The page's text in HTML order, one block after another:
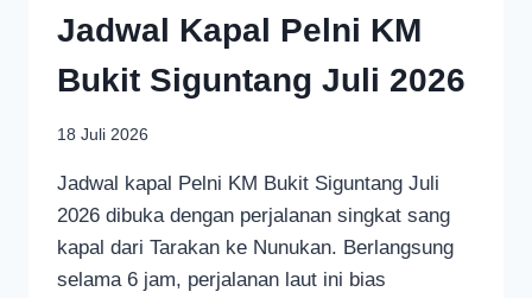
Jadwal Kapal Pelni KM
Bukit Siguntang Juli 2026
18 Juli 2026
Jadwal kapal Pelni KM Bukit Siguntang Juli
2026 dibuka dengan perjalanan singkat sang
kapal dari Tarakan ke Nunukan. Berlangsung
selama 6 jam, perjalanan laut ini bias